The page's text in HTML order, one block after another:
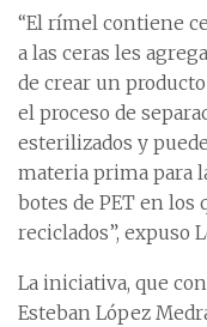
“El rímel contiene
a las ceras les
de crear un
el proceso de
esterilizados y
materia prima para
botes de PET en los
reciclados”, expuso
La iniciativa, que
Esteban López